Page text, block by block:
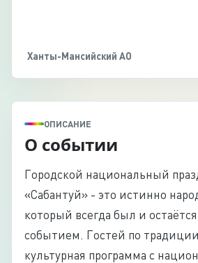
Ханты-Мансийский АО
ОПИСАНИЕ
О событии
Городской национальный
«Сабантуй» - это истинно
который всегда был и
событием. Гостей по
культурная программа с